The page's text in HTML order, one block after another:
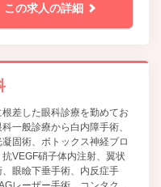
この求人の詳細
根差した眼科診療を勤めてお
科一般診療から白内障手術、
固術、ボトックス神経ブロ
抗VEGF硝子体内注射、翼状
、眼瞼下垂手術、内反症手